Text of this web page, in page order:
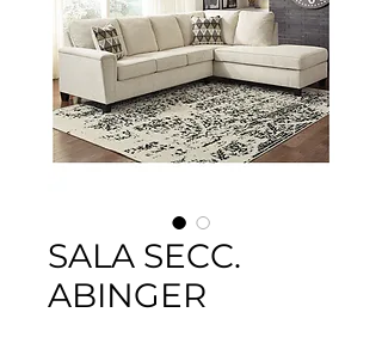
SALA SECC.
ABINGER